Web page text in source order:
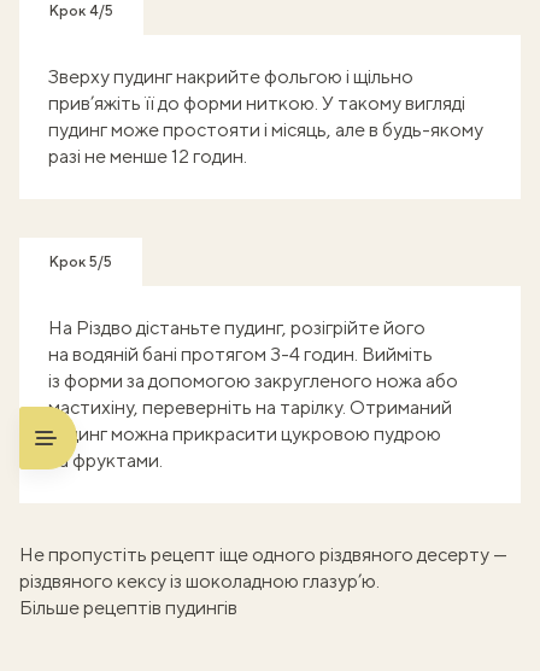
Крок 4/5
Зверху пудинг накрийте фольгою і щільно
прив’яжіть її до форми ниткою. У такому вигляді
пудинг може простояти і місяць, але в будь-якому
разі не менше 12 годин.
Крок 5/5
На Різдво дістаньте пудинг, розігрійте його
на водяній бані протягом 3-4 годин. Вийміть
із форми за допомогою закругленого ножа або
мастихіну, переверніть на тарілку. Отриманий
пудинг можна прикрасити цукровою пудрою
та фруктами.
Не пропустіть рецепт іще одного різдвяного десерту —
різдвяного кексу із шоколадною глазур’ю
Більше рецептів пудингів